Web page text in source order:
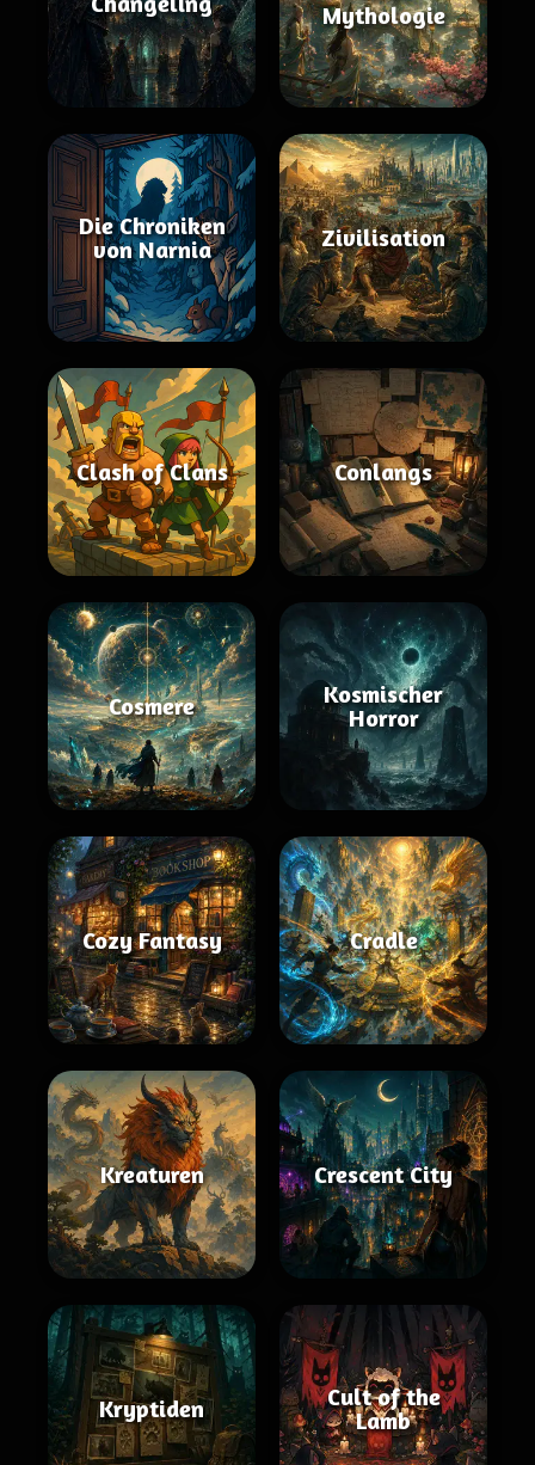
Mythologie
Die Chroniken
von Narnia
Zivilisation
Clash of Clans Conlangs
Cosmere
Kosmischer
Horror
Cozy Fantasy Cradle
Kreaturen Crescent City
Kryptiden
Cult of the
Lamb